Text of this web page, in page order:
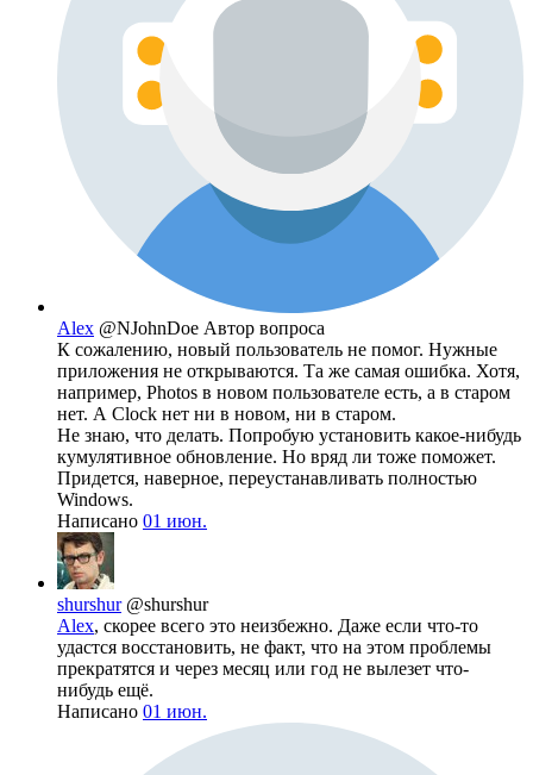
Alex @NJohnDoe Автор вопроса
К сожалению, новый пользователь не помог. Нужные
приложения не открываются. Та же самая ошибка. Хотя,
например, Photos в новом пользователе есть, а в старом
нет. А Clock нет ни в новом, ни в старом.
Не знаю, что делать. Попробую установить какое-нибудь
кумулятивное обновление. Но вряд ли тоже поможет.
Придется, наверное, переустанавливать полностью
Windows.
Написано 01 июн.
shurshur @shurshur
Alex, скорее всего это неизбежно. Даже если что-то
удастся восстановить, не факт, что на этом проблемы
прекратятся и через месяц или год не вылезет что-
нибудь ещё.
Написано 01 июн.